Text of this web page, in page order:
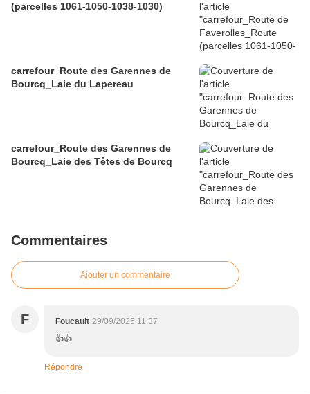
(parcelles 1061-1050-1038-1030)
carrefour_Route des Garennes de
Bourcq_Laie du Lapereau
carrefour_Route des Garennes de
Bourcq_Laie des Têtes de Bourcq
Commentaires
Ajouter un commentaire
F Foucault 29/09/2025 11:37
👍👍
Répondre